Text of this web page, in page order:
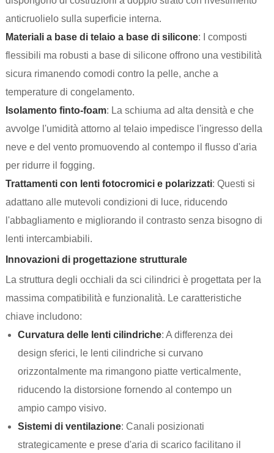
anticruolielo sulla superficie interna.
Materiali a base di telaio a base di silicone: I composti
flessibili ma robusti a base di silicone offrono una vestibilità
sicura rimanendo comodi contro la pelle, anche a
temperature di congelamento.
Isolamento finto-foam: La schiuma ad alta densità e che
avvolge l'umidità attorno al telaio impedisce l'ingresso della
neve e del vento promuovendo al contempo il flusso d'aria
per ridurre il fogging.
Trattamenti con lenti fotocromici e polarizzati: Questi si
adattano alle mutevoli condizioni di luce, riducendo
l'abbagliamento e migliorando il contrasto senza bisogno di
lenti intercambiabili.
Innovazioni di progettazione strutturale
La struttura degli occhiali da sci cilindrici è progettata per la
massima compatibilità e funzionalità. Le caratteristiche
chiave includono:
Curvatura delle lenti cilindriche: A differenza dei
design sferici, le lenti cilindriche si curvano
orizzontalmente ma rimangono piatte verticalmente,
riducendo la distorsione fornendo al contempo un
ampio campo visivo.
Sistemi di ventilazione: Canali posizionati
strategicamente e prese d'aria di scarico facilitano il